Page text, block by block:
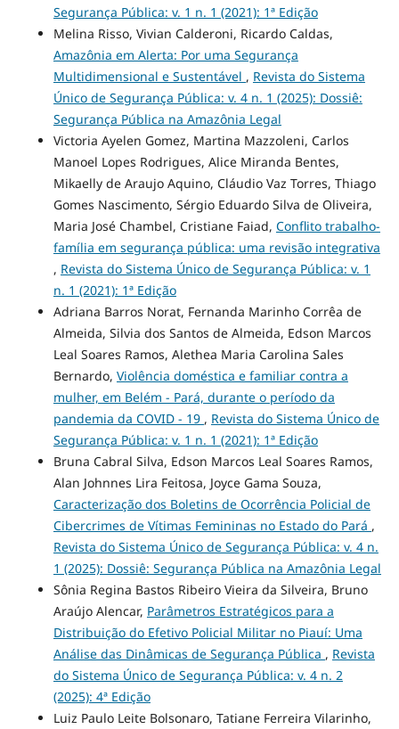
Segurança Pública: v. 1 n. 1 (2021): 1ª Edição
Melina Risso, Vivian Calderoni, Ricardo Caldas,
Amazônia em Alerta: Por uma Segurança
Multidimensional e Sustentável , Revista do Sistema
Único de Segurança Pública: v. 4 n. 1 (2025): Dossiê:
Segurança Pública na Amazônia Legal
Victoria Ayelen Gomez, Martina Mazzoleni, Carlos
Manoel Lopes Rodrigues, Alice Miranda Bentes,
Mikaelly de Araujo Aquino, Cláudio Vaz Torres, Thiago
Gomes Nascimento, Sérgio Eduardo Silva de Oliveira,
Maria José Chambel, Cristiane Faiad, Conflito trabalho-
família em segurança pública: uma revisão integrativa
, Revista do Sistema Único de Segurança Pública: v. 1
n. 1 (2021): 1ª Edição
Adriana Barros Norat, Fernanda Marinho Corrêa de
Almeida, Silvia dos Santos de Almeida, Edson Marcos
Leal Soares Ramos, Alethea Maria Carolina Sales
Bernardo, Violência doméstica e familiar contra a
mulher, em Belém - Pará, durante o período da
pandemia da COVID - 19 , Revista do Sistema Único de
Segurança Pública: v. 1 n. 1 (2021): 1ª Edição
Bruna Cabral Silva, Edson Marcos Leal Soares Ramos,
Alan Johnnes Lira Feitosa, Joyce Gama Souza,
Caracterização dos Boletins de Ocorrência Policial de
Cibercrimes de Vítimas Femininas no Estado do Pará ,
Revista do Sistema Único de Segurança Pública: v. 4 n.
1 (2025): Dossiê: Segurança Pública na Amazônia Legal
Sônia Regina Bastos Ribeiro Vieira da Silveira, Bruno
Araújo Alencar, Parâmetros Estratégicos para a
Distribuição do Efetivo Policial Militar no Piauí: Uma
Análise das Dinâmicas de Segurança Pública , Revista
do Sistema Único de Segurança Pública: v. 4 n. 2
(2025): 4ª Edição
Luiz Paulo Leite Bolsonaro, Tatiane Ferreira Vilarinho,